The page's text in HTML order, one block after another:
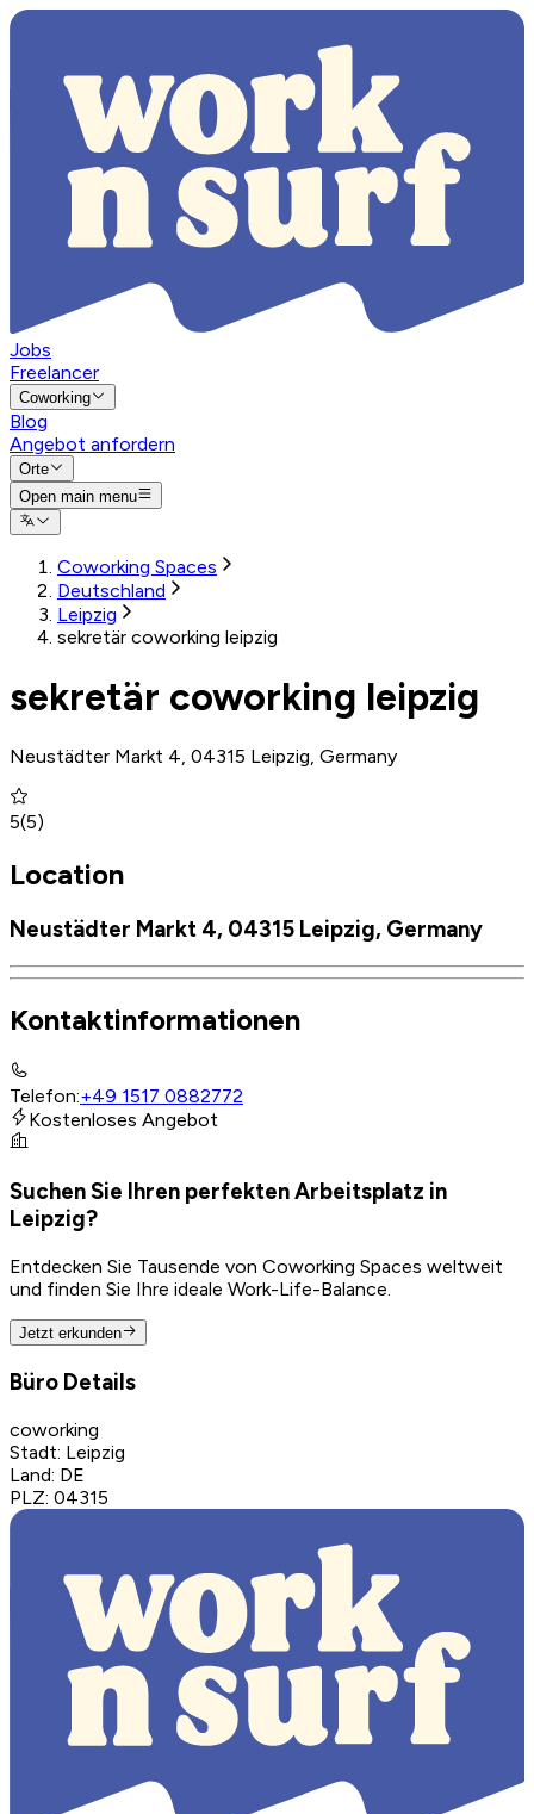
Jobs
Freelancer
Coworking
Blog
Angebot anfordern
Orte
Open main menu
Coworking Spaces
Deutschland
Leipzig
sekretär coworking leipzig
sekretär coworking leipzig
Neustädter Markt 4, 04315 Leipzig, Germany
5(5)
Location
Neustädter Markt 4, 04315 Leipzig, Germany
Kontaktinformationen
Telefon:+49 1517 0882772
Kostenloses Angebot
Suchen Sie Ihren perfekten Arbeitsplatz in
Leipzig?
Entdecken Sie Tausende von Coworking Spaces weltweit
und finden Sie Ihre ideale Work-Life-Balance.
Jetzt erkunden
Büro Details
coworking
Stadt: Leipzig
Land: DE
PLZ: 04315